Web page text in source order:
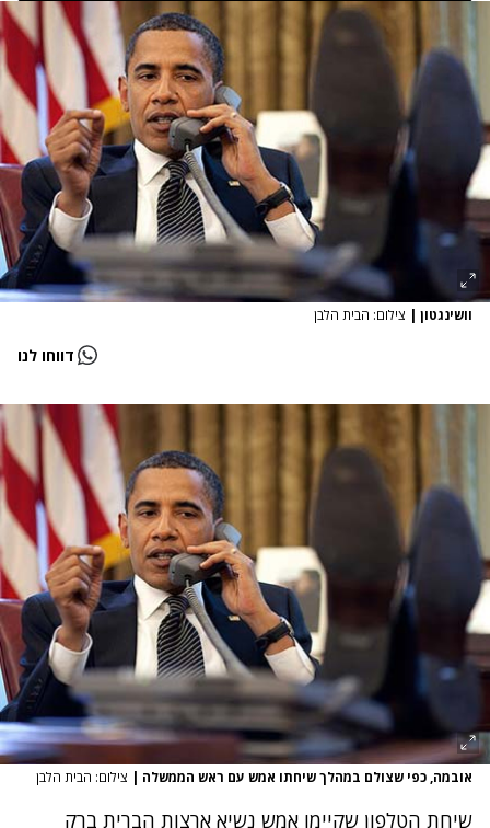
וושינגטון | צילום: הבית הלבן
דווחו לנו
אובמה, כפי שצולם במהלך שיחתו אמש עם ראש הממשלה | צילום: הבית הלבן
שיחת הטלפון שקיימו אמש נשיא ארצות הברית ברק